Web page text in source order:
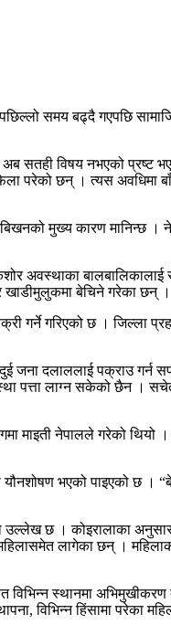
समय बढ्दै गएपछि
सतही विषय नभएको प्रष्ट
छन् । त्यस अवधिमा
मुख्य कारण मानिन्छ ।
अवस्थाका बालबालिकालाई
खाडीमुलुकमा बेचिने गरेका छन् ।
गर्ने गरिएको छ । जिल्ला
जना दलाललाई पक्राउ गर्न
पत्ता लाग्न सकेको छैन ।
माइती नेपालले गरेको थियो
भएको पाइएको छ ।
छ । कोइरालाका अनुसार,
लागेका छन् ।
विभिन्न स्थानमा
विभिन्न हिंसामा परेका